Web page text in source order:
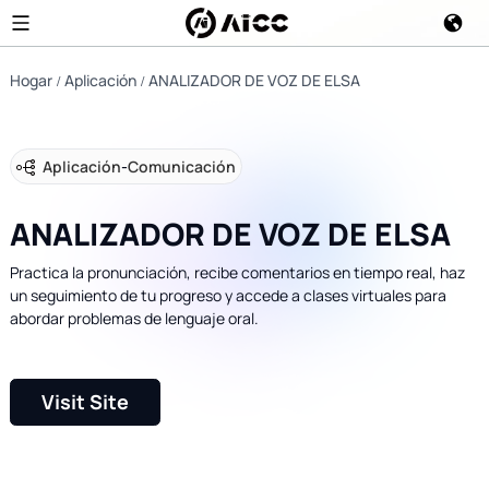
Hogar Aplicación ANALIZADOR DE VOZ DE ELSA
Aplicación-Comunicación
ANALIZADOR DE VOZ DE ELSA
Practica la pronunciación, recibe comentarios en tiempo real, haz
un seguimiento de tu progreso y accede a clases virtuales para
abordar problemas de lenguaje oral.
Visit Site